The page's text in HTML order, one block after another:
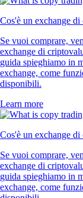
Cos'è un exchange
Se vuoi comprare,
exchange di
guida spieghiamo in
exchange, come
disponibili.
Learn more
Cos'è un exchange
Se vuoi comprare,
exchange di
guida spieghiamo in
exchange, come